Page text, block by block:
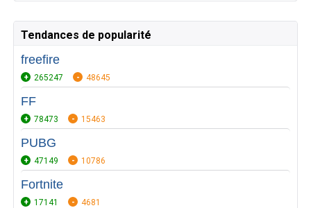
Tendances de popularité
freefire
265247 48645
FF
78473 15463
PUBG
47149 10786
Fortnite
17141 4681